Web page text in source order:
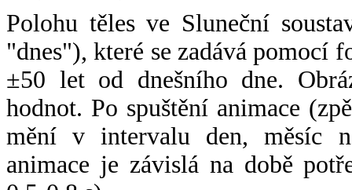
Polohu těles ve Sluneční
"dnes"), které se zadává pomocí
±50 let od dnešního dne.
hodnot. Po spuštění animace
mění v intervalu den, měsíc
animace je závislá na době